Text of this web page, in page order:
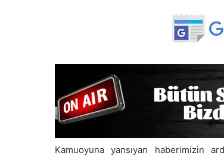
Kamuoyuna yansıyan haberimizin